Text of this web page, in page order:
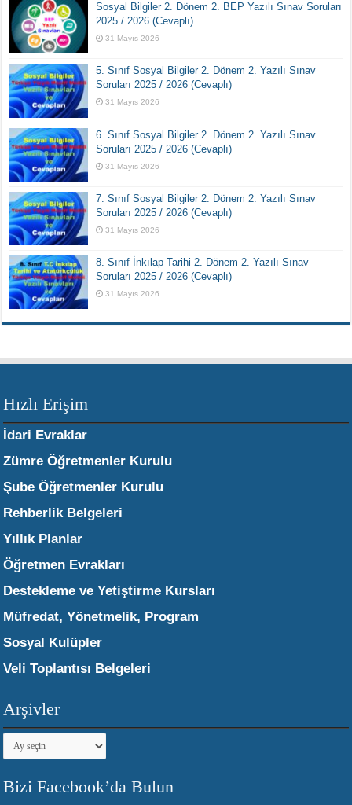
Sosyal Bilgiler 2. Dönem 2. BEP Yazılı Sınav Soruları
2025 / 2026 (Cevaplı)
31 Mayıs 2026
5. Sınıf Sosyal Bilgiler 2. Dönem 2. Yazılı Sınav
Soruları 2025 / 2026 (Cevaplı)
31 Mayıs 2026
6. Sınıf Sosyal Bilgiler 2. Dönem 2. Yazılı Sınav
Soruları 2025 / 2026 (Cevaplı)
31 Mayıs 2026
7. Sınıf Sosyal Bilgiler 2. Dönem 2. Yazılı Sınav
Soruları 2025 / 2026 (Cevaplı)
31 Mayıs 2026
8. Sınıf İnkılap Tarihi 2. Dönem 2. Yazılı Sınav
Soruları 2025 / 2026 (Cevaplı)
31 Mayıs 2026
Hızlı Erişim
İdari Evraklar
Zümre Öğretmenler Kurulu
Şube Öğretmenler Kurulu
Rehberlik Belgeleri
Yıllık Planlar
Öğretmen Evrakları
Destekleme ve Yetiştirme Kursları
Müfredat, Yönetmelik, Program
Sosyal Kulüpler
Veli Toplantısı Belgeleri
Arşivler
Arşivler
Bizi Facebook’da Bulun